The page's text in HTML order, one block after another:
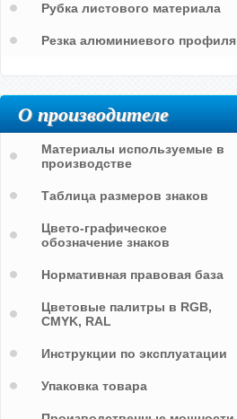
Рубка листового материала
Резка алюминиевого профиля
О производителе
Материалы используемые в
производстве
Таблица размеров знаков
Цвето-графическое
обозначение знаков
Нормативная правовая база
Цветовые палитры в RGB,
CMYK, RAL
Инструкции по эксплуатации
Упаковка товара